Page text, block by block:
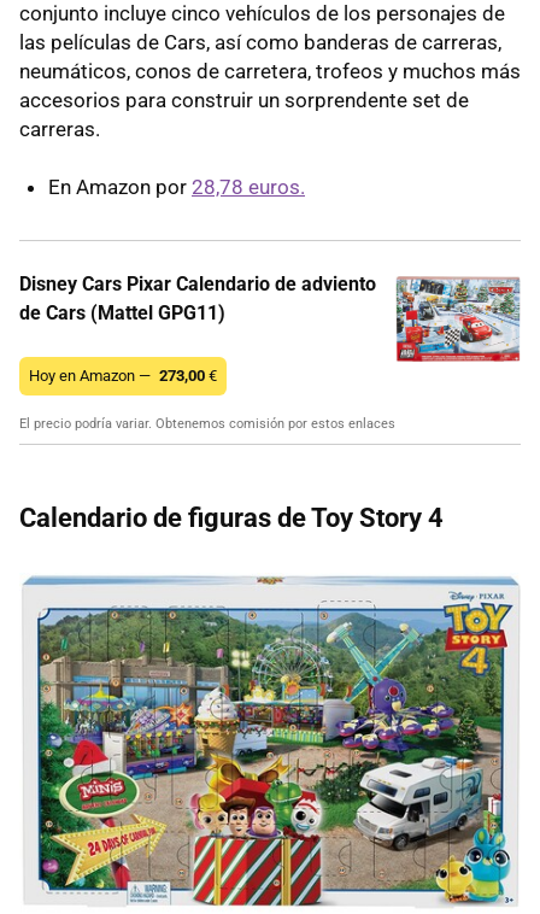
conjunto incluye cinco vehículos de los personajes de
las películas de Cars, así como banderas de carreras,
neumáticos, conos de carretera, trofeos y muchos más
accesorios para construir un sorprendente set de
carreras.
En Amazon por 28,78 euros.
Disney Cars Pixar Calendario de adviento
de Cars (Mattel GPG11)
Hoy en Amazon — 273,00 €
El precio podría variar. Obtenemos comisión por estos enlaces
Calendario de figuras de Toy Story 4